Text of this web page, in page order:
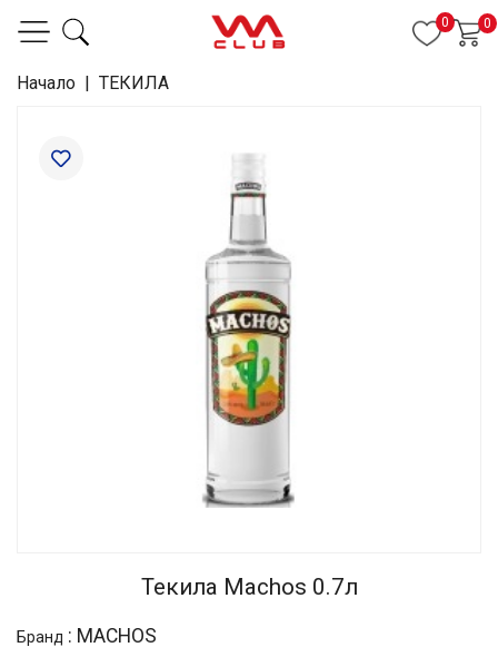
0 0
Начало | ТЕКИЛА
Текила Machos 0.7л
Бранд : MACHOS